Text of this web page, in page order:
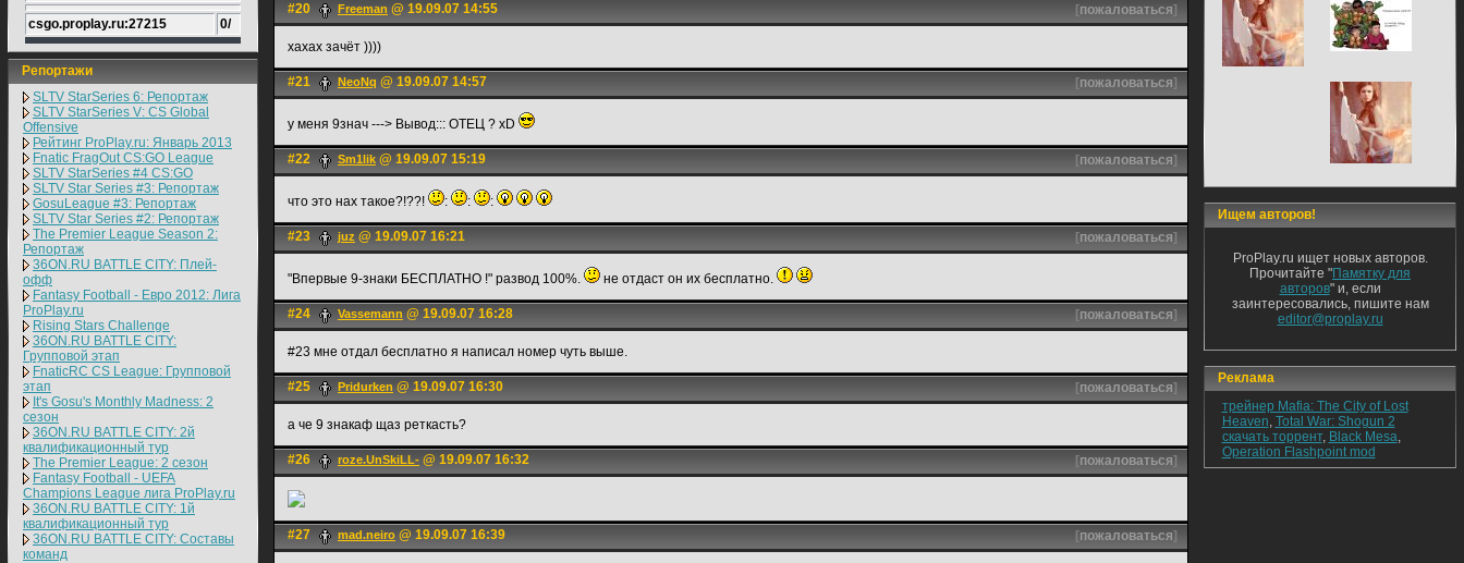
csgo.proplay.ru:27215 0/
Репортажи
SLTV StarSeries 6: Репортаж
SLTV StarSeries V: CS Global
Offensive
Рейтинг ProPlay.ru: Январь 2013
Fnatic FragOut CS:GO League
SLTV StarSeries #4 CS:GO
SLTV Star Series #3: Репортаж
GosuLeague #3: Репортаж
SLTV Star Series #2: Репортаж
The Premier League Season 2:
Репортаж
36ON.RU BATTLE CITY: Плей-
офф
Fantasy Football - Евро 2012: Лига
ProPlay.ru
Rising Stars Challenge
36ON.RU BATTLE CITY:
Групповой этап
FnaticRC CS League: Групповой
этап
It's Gosu's Monthly Madness: 2
сезон
36ON.RU BATTLE CITY: 2й
квалификационный тур
The Premier League: 2 cезон
Fantasy Football - UEFA
Champions League лига ProPlay.ru
36ON.RU BATTLE CITY: 1й
квалификационный тур
36ON.RU BATTLE CITY: Составы
команд
#20 Freeman @ 19.09.07 14:55 [пожаловаться]
хахах зачёт ))))
#21 NeoNq @ 19.09.07 14:57 [пожаловаться]
у меня 9знач ---> Вывод::: ОТЕЦ ? xD
#22 Sm1lik @ 19.09.07 15:19 [пожаловаться]
что это нах такое?!??! : : :
#23 juz @ 19.09.07 16:21 [пожаловаться]
"Впервые 9-знаки БЕСПЛАТНО !" развод 100%. не отдаст он их бесплатно.
#24 Vassemann @ 19.09.07 16:28 [пожаловаться]
#23 мне отдал бесплатно я написал номер чуть выше.
#25 Pridurken @ 19.09.07 16:30 [пожаловаться]
а че 9 знакаф щаз реткасть?
#26 roze.UnSkiLL- @ 19.09.07 16:32 [пожаловаться]
#27 mad.neiro @ 19.09.07 16:39 [пожаловаться]
Ищем авторов!
ProPlay.ru ищет новых авторов.
Прочитайте "Памятку для
авторов" и, если
заинтересовались, пишите нам
editor@proplay.ru
Реклама
трейнер Mafia: The City of Lost
Heaven, Total War: Shogun 2
скачать торрент, Black Mesa,
Operation Flashpoint mod